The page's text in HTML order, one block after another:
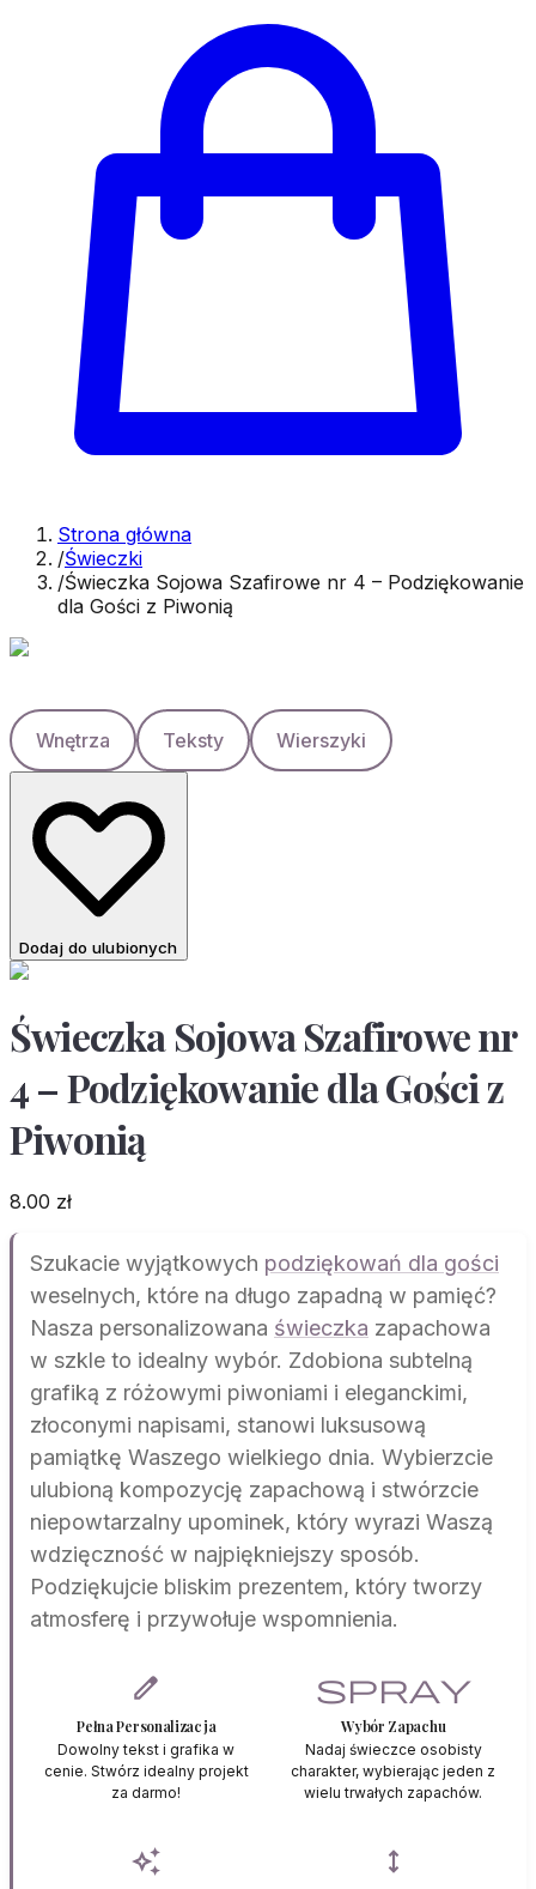
Strona główna
/Świeczki
/Świeczka Sojowa Szafirowe nr 4 – Podziękowanie
dla Gości z Piwonią
Wnętrza Teksty Wierszyki
Dodaj do ulubionych
Świeczka Sojowa Szafirowe nr
4 – Podziękowanie dla Gości z
Piwonią
8.00 zł
Szukacie wyjątkowych podziękowań dla gości
weselnych, które na długo zapadną w pamięć?
Nasza personalizowana świeczka zapachowa
w szkle to idealny wybór. Zdobiona subtelną
grafiką z różowymi piwoniami i eleganckimi,
złoconymi napisami, stanowi luksusową
pamiątkę Waszego wielkiego dnia. Wybierzcie
ulubioną kompozycję zapachową i stwórzcie
niepowtarzalny upominek, który wyrazi Waszą
wdzięczność w najpiękniejszy sposób.
Podziękujcie bliskim prezentem, który tworzy
atmosferę i przywołuje wspomnienia.
edit
Pełna Personalizacja
Dowolny tekst i grafika w
cenie. Stwórz idealny projekt
za darmo!
spray
Wybór Zapachu
Nadaj świeczce osobisty
charakter, wybierając jeden z
wielu trwałych zapachów.
auto_awesome height